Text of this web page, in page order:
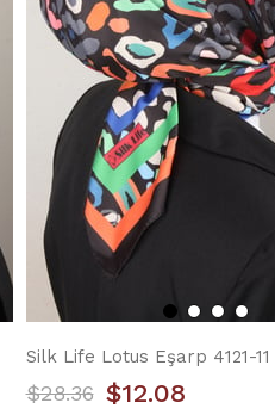
Silk Life Lotus Eşarp 4121-11
$12.08
$28.36